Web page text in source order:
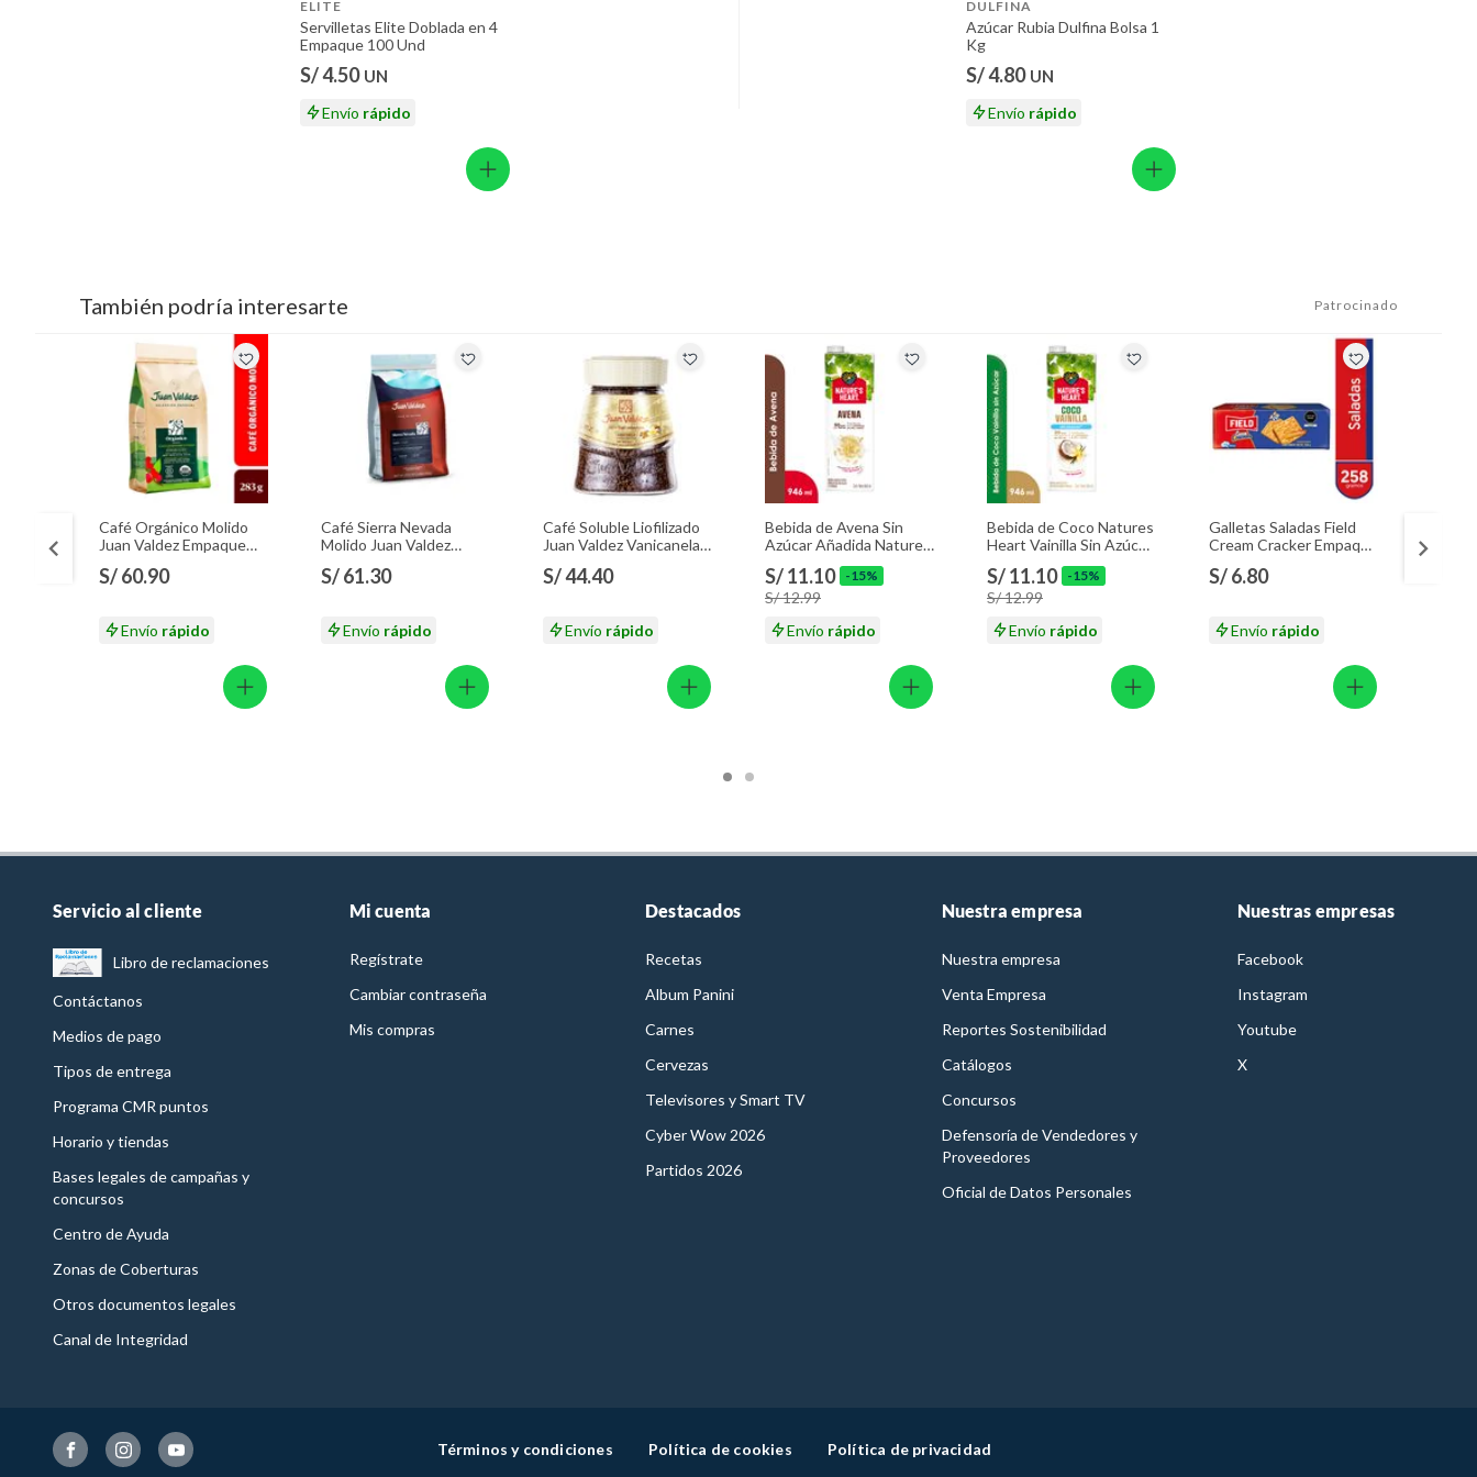
ELITE
Servilletas Elite Doblada en 4
Empaque 100 Und
S/ 4.50 UN
Envío rápido
DULFINA
Azúcar Rubia Dulfina Bolsa 1
Kg
S/ 4.80 UN
Envío rápido
También podría interesarte Patrocinado
Café Orgánico Molido
Juan Valdez Empaque
S/ 60.90
Envío rápido
Café Sierra Nevada
Molido Juan Valdez
S/ 61.30
Envío rápido
Café Soluble Liofilizado
Juan Valdez Vanicanela
S/ 44.40
Envío rápido
Bebida de Avena Sin
Azúcar Añadida Nature’s
Heart Botella 946 mL
S/ 11.10 -15%
S/ 12.99
Envío rápido
Bebida de Coco Natures
Heart Vainilla Sin Azúcar
Caja 946 mL
S/ 11.10 -15%
S/ 12.99
Envío rápido
Galletas Saladas Field
Cream Cracker Empaque
S/ 6.80
Envío rápido
Servicio al cliente
Libro de reclamaciones
Contáctanos
Medios de pago
Tipos de entrega
Programa CMR puntos
Horario y tiendas
Bases legales de campañas y
concursos
Centro de Ayuda
Zonas de Coberturas
Otros documentos legales
Canal de Integridad
Mi cuenta
Regístrate
Cambiar contraseña
Mis compras
Destacados
Recetas
Album Panini
Carnes
Cervezas
Televisores y Smart TV
Cyber Wow 2026
Partidos 2026
Nuestra empresa
Nuestra empresa
Venta Empresa
Reportes Sostenibilidad
Catálogos
Concursos
Defensoría de Vendedores y
Proveedores
Oficial de Datos Personales
Nuestras empresas
Facebook
Instagram
Youtube
X
Términos y condiciones Política de cookies Política de privacidad